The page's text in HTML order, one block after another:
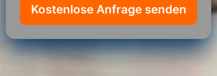
Kostenlose Anfrage senden